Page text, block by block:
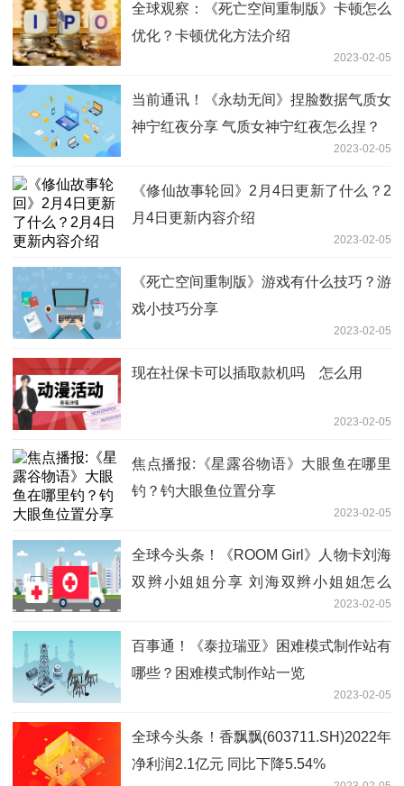
全球观察：《死亡空间重制版》卡顿怎么
优化？卡顿优化方法介绍
2023-02-05
当前通讯！《永劫无间》捏脸数据气质女
神宁红夜分享 气质女神宁红夜怎么捏？
2023-02-05
《修仙故事轮回》2月4日更新了什么？2
月4日更新内容介绍
2023-02-05
《死亡空间重制版》游戏有什么技巧？游
戏小技巧分享
2023-02-05
现在社保卡可以插取款机吗 怎么用
2023-02-05
焦点播报:《星露谷物语》大眼鱼在哪里
钓？钓大眼鱼位置分享
2023-02-05
全球今头条！《ROOM Girl》人物卡刘海
双辫小姐姐分享 刘海双辫小姐姐怎么
2023-02-05
百事通！《泰拉瑞亚》困难模式制作站有
哪些？困难模式制作站一览
2023-02-05
全球今头条！香飘飘(603711.SH)2022年
净利润2.1亿元 同比下降5.54%